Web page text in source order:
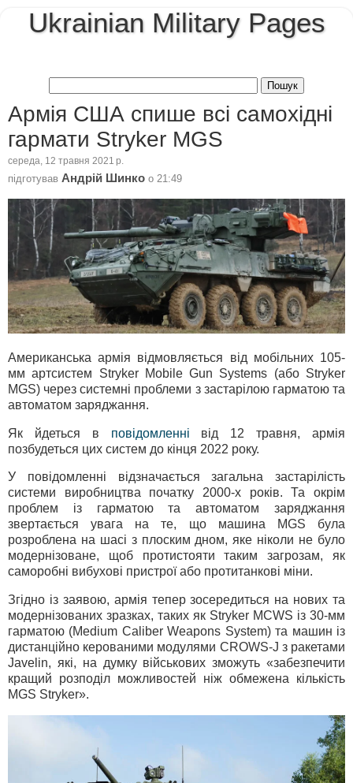
Ukrainian Military Pages
Армія США спише всі самохідні
гармати Stryker MGS
середа, 12 травня 2021 р.
підготував Андрій Шинко о 21:49
Американська армія відмовляється від мобільних 105-
мм артсистем Stryker Mobile Gun Systems (або Stryker
MGS) через системні проблеми з застарілою гарматою та
автоматом заряджання.
Як йдеться в повідомленні від 12 травня, армія
позбудеться цих систем до кінця 2022 року.
У повідомленні відзначається загальна застарілість
системи виробництва початку 2000-х років. Та окрім
проблем із гарматою та автоматом заряджання
звертається увага на те, що машина MGS була
розроблена на шасі з плоским дном, яке ніколи не було
модернізоване, щоб протистояти таким загрозам, як
саморобні вибухові пристрої або протитанкові міни.
Згідно із заявою, армія тепер зосередиться на нових та
модернізованих зразках, таких як Stryker MCWS із 30-мм
гарматою (Medium Caliber Weapons System) та машин із
дистанційно керованими модулями CROWS-J з ракетами
Javelin, які, на думку військових зможуть «забезпечити
кращий розподіл можливостей ніж обмежена кількість
MGS Stryker».